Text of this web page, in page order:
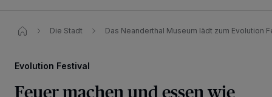
Die Stadt Das Neanderthal Museum lädt zum Evolution
Evolution Festival
Feuer machen und essen wie